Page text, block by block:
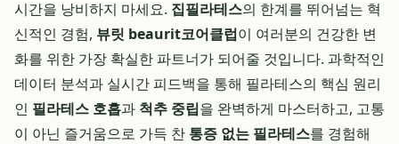
시간을 낭비하지 마세요. 집필라테스의 한계를 뛰어넘는 혁
신적인 경험, 뷰릿 beaurit코어클럽이 여러분의 건강한 변
화를 위한 가장 확실한 파트너가 되어줄 것입니다. 과학적인
데이터 분석과 실시간 피드백을 통해 필라테스의 핵심 원리
인 필라테스 호흡과 척추 중립을 완벽하게 마스터하고, 고통
이 아닌 즐거움으로 가득 찬 통증 없는 필라테스를 경험해